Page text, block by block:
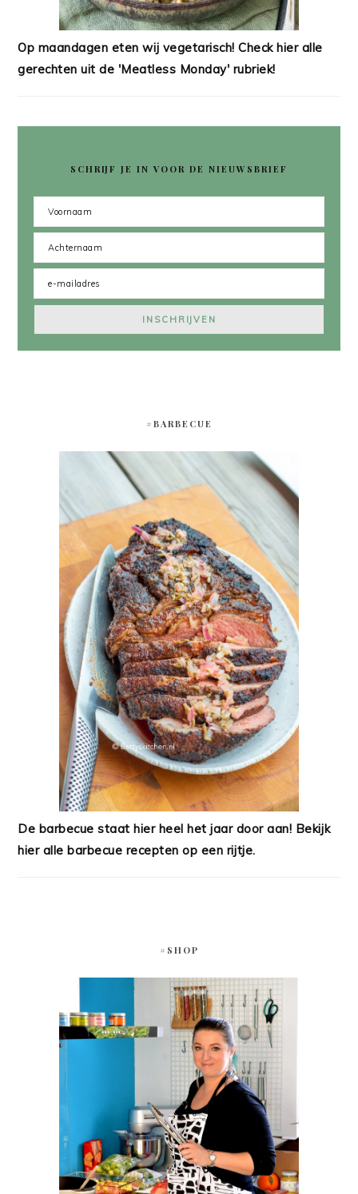
Op maandagen eten wij vegetarisch! Check hier alle
gerechten uit de 'Meatless Monday' rubriek!
SCHRIJF JE IN VOOR DE NIEUWSBRIEF
#BARBECUE
De barbecue staat hier heel het jaar door aan! Bekijk
hier alle barbecue recepten op een rijtje.
#SHOP